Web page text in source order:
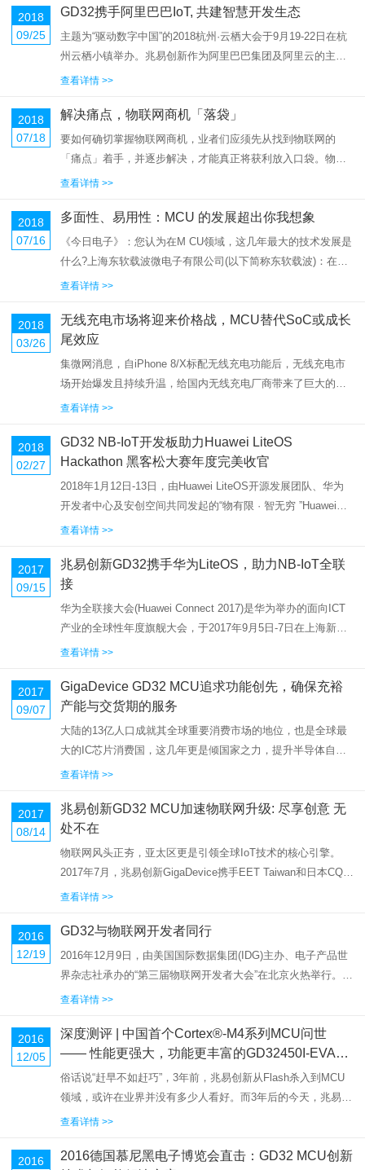
创新的产品线完...
2018
09/25
GD32携手阿里巴巴IoT, 共建智慧开发生态
主题为“驱动数字中国”的2018杭州·云栖大会于9月19-22日在杭
州云栖小镇举办。兆易创新作为阿里巴巴集团及阿里云的主要
生态合作伙伴，出席了本次盛会，并集中展示了基于GD32
能...
查看详情 >>
2018
07/18
解决痛点，物联网商机「落袋」
要如何确切掌握物联网商机，业者们应须先从找到物联网的
「痛点」着手，并逐步解决，才能真正将获利放入口袋。物联
网(IoT)的商机已不用多做强调，相信许多厂商都「心里有
变，因此也将创造可观的商...
查看详情 >>
2018
07/16
多面性、易用性：MCU 的发展超出你我想象
《今日电子》：您认为在M CU领域，这几年最大的技术发展是
什么?上海东软载波微电子有限公司(以下简称东软载波)：在
MCU领域这几年最大的技术发展是：工艺制程从0.35/0.25μm
查看详情 >>
2018
03/26
无线充电市场将迎来价格战，MCU替代SoC或成长
尾效应
集微网消息，自iPhone 8/X标配无线充电功能后，无线充电市
场开始爆发且持续升温，给国内无线充电厂商带来了巨大的市
场红利，其中发射端无线充电器快速起量，增幅超10倍。然
发...
查看详情 >>
2018
02/27
GD32 NB-IoT开发板助力Huawei LiteOS
Hackathon 黑客松大赛年度完美收官
2018年1月12日-13日，由Huawei LiteOS开源发展团队、华为
开发者中心及安创空间共同发起的“物有限 · 智无穷 ”Huawei
LiteOS Hackathon大赛在上海徐汇万科中心赤兔创业咖啡成功
查看详情 >>
2017
09/15
兆易创新GD32携手华为LiteOS，助力NB-IoT全联
接
华为全联接大会(Huawei Connect 2017)是华为举办的面向ICT
产业的全球性年度旗舰大会，于2017年9月5日-7日在上海新国
际博览中心隆重举行。本届大会以“Grow with the Cloud”为主
查看详情 >>
2017
09/07
GigaDevice GD32 MCU追求功能创先，确保充裕
产能与交货期的服务
大陆的13亿人口成就其全球重要消费市场的地位，也是全球最
大的IC芯片消费国，这几年更是倾国家之力，提升半导体自制
率与不断扩充产能，2015年5月大陆发布的「中国制造2025」
年...
查看详情 >>
2017
08/14
兆易创新GD32 MCU加速物联网升级: 尽享创意 无
处不在
物联网风头正夯，亚太区更是引领全球IoT技术的核心引擎。
2017年7月，兆易创新GigaDevice携手EET Taiwan和日本CQ出
版机构, 在台北富邦国际会议中心及日本横滨太平洋会展中心举
查看详情 >>
2016
12/19
GD32与物联网开发者同行
2016年12月9日，由美国国际数据集团(IDG)主办、电子产品世
界杂志社承办的“第三届物联网开发者大会”在北京火热举行。大
会以“打造新型物联网开发者”为主题，邀请了全球物联网领军企
宴。...
查看详情 >>
2016
12/05
深度测评 | 中国首个Cortex®-M4系列MCU问世
—— 性能更强大，功能更丰富的GD32450I-EVAL
评估板首发体验
俗话说“赶早不如赶巧”，3年前，兆易创新从Flash杀入到MCU
领域，或许在业界并没有多少人看好。而3年后的今天，兆易创
新的Cortex-M3系列微控制器，已经可以媲美甚至超越同系列的
尺...
查看详情 >>
2016
2016德国慕尼黑电子博览会直击：GD32 MCU创新